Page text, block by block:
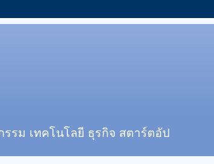
รม เทคโนโลยี ธุรกิจ สตาร์ตอัป